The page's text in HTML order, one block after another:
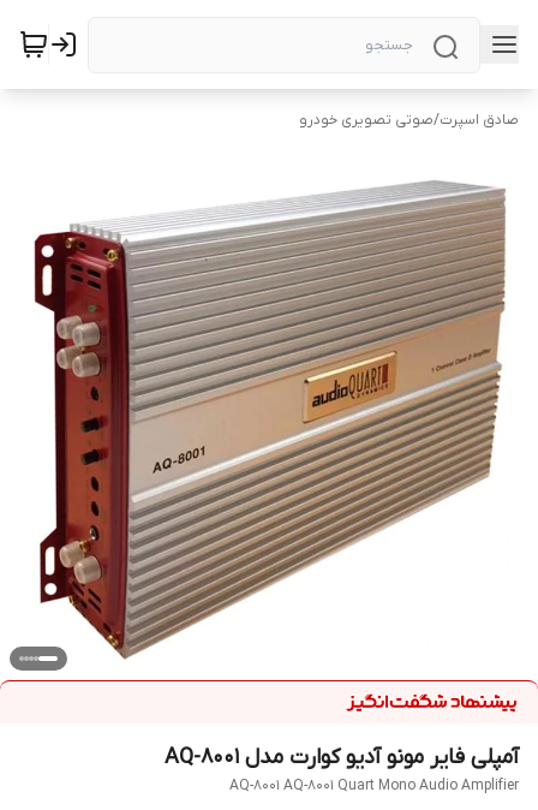
صادق اسپرت/صوتی تصویری خودرو
آمپلی فایر مونو آدیو کوارت مدل AQ-8001
AQ-8001 AQ-8001 Quart Mono Audio Amplifier